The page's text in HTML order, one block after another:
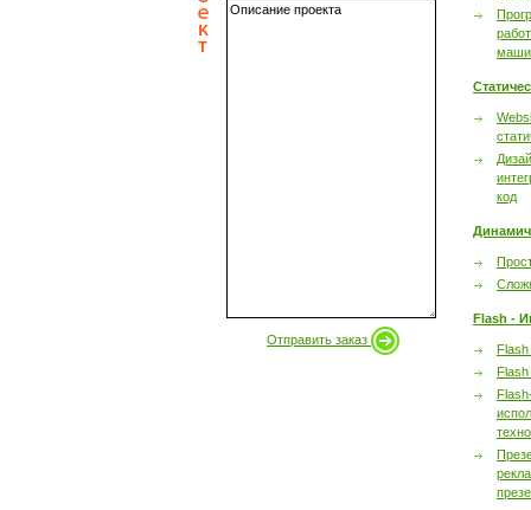
Отправить заказ
код
Flash -
Flash